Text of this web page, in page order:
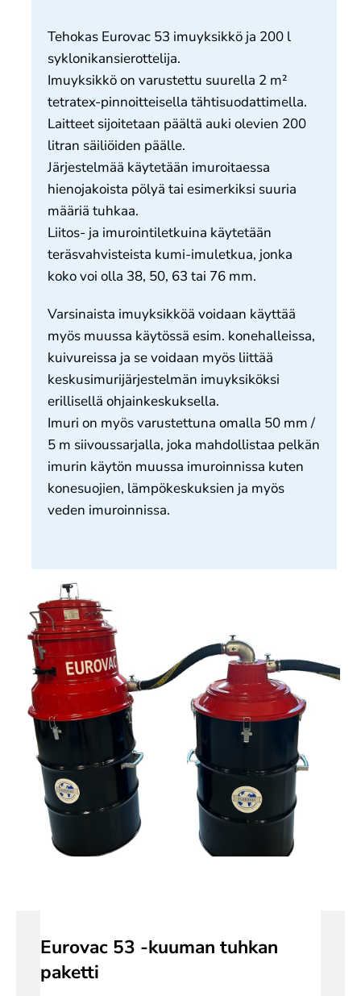
Yhteystiedot
Tehokas Eurovac 53 imuyksikkö ja 200 l
syklonikansierottelija.
Imuyksikkö on varustettu suurella 2 m²
tetratex-pinnoitteisella tähtisuodattimella.
Laitteet sijoitetaan päältä auki olevien 200
litran säiliöiden päälle.
Järjestelmää käytetään imuroitaessa
hienojakoista pölyä tai esimerkiksi suuria
määriä tuhkaa.
Liitos- ja imurointiletkuina käytetään
teräsvahvisteista kumi-imuletkua, jonka
koko voi olla 38, 50, 63 tai 76 mm.
Varsinaista imuyksikköä voidaan käyttää
myös muussa käytössä esim. konehalleissa,
kuivureissa ja se voidaan myös liittää
keskusimurijärjestelmän imuyksiköksi
erillisellä ohjainkeskuksella.
Imuri on myös varustettuna omalla 50 mm /
5 m siivoussarjalla, joka mahdollistaa pelkän
imurin käytön muussa imuroinnissa kuten
konesuojien, lämpökeskuksien ja myös
veden imuroinnissa.
Eurovac 53 -kuuman tuhkan
paketti